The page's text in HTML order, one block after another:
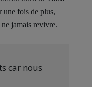
une fois de plus,
jamais revivre.
car nous